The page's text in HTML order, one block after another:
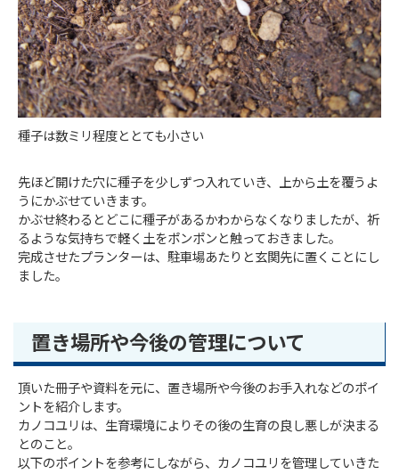
種子は数ミリ程度ととても小さい
先ほど開けた穴に種子を少しずつ入れていき、上から土を覆うよ
うにかぶせていきます。
かぶせ終わるとどこに種子があるかわからなくなりましたが、祈
るような気持ちで軽く土をポンポンと触っておきました。
完成させたプランターは、駐車場あたりと玄関先に置くことにし
ました。
置き場所や今後の管理について
頂いた冊子や資料を元に、置き場所や今後のお手入れなどのポイ
ントを紹介します。
カノコユリは、生育環境によりその後の生育の良し悪しが決まる
とのこと。
以下のポイントを参考にしながら、カノコユリを管理していきた